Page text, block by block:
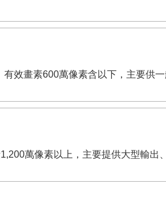
效畫素600萬像素含以下，主要供一
萬像素以上，主要提供大型輸出